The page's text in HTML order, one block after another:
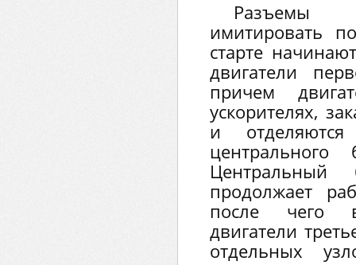
Разъемы
имитировать
старте
двигатели
причем
ускорителях,
и
центрального
Центральный
продолжает
после чего
двигатели
отдельных